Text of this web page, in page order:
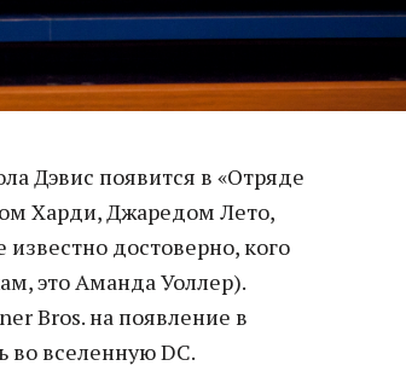
Дэвис появится в «Отряде
Харди, Джаредом Лето,
достоверно, кого
это Аманда Уоллер).
Bros. на появление в
во вселенную DC.